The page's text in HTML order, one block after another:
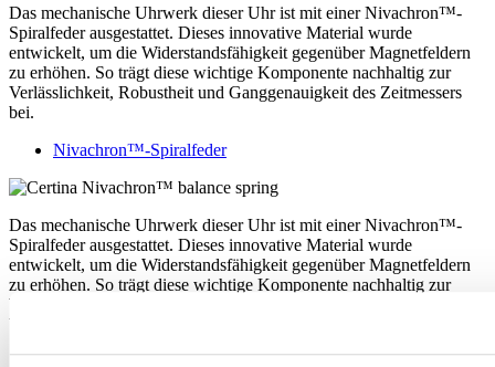
Das mechanische Uhrwerk dieser Uhr ist mit einer Nivachron™-
Spiralfeder ausgestattet. Dieses innovative Material wurde
entwickelt, um die Widerstandsfähigkeit gegenüber Magnetfeldern
zu erhöhen. So trägt diese wichtige Komponente nachhaltig zur
Verlässlichkeit, Robustheit und Ganggenauigkeit des Zeitmessers
bei.
Nivachron™-Spiralfeder
Das mechanische Uhrwerk dieser Uhr ist mit einer Nivachron™-
Spiralfeder ausgestattet. Dieses innovative Material wurde
entwickelt, um die Widerstandsfähigkeit gegenüber Magnetfeldern
zu erhöhen. So trägt diese wichtige Komponente nachhaltig zur
Verlässlichkeit, Robustheit und Ganggenauigkeit des Zeitmessers
bei.